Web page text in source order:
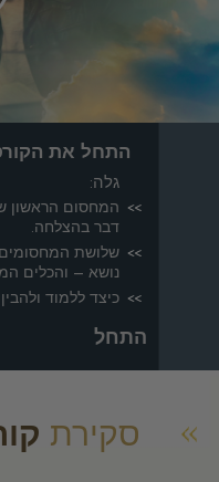
התחל את
גלה:
המחסום הראשון
דבר בהצלחה.
שלושת
נושא – והכלים
כיצד ללמוד
התחל
סקירת